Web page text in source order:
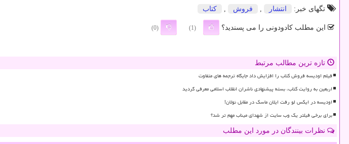
تگهای خبر:
انتشار , فروش , كتاب
این مطلب کادودونی را می پسندید؟ (1)
(0)
تازه ترین مطالب مرتبط
فیلم اودیسه فروش کتاب را افزایش داد جایگاه ترجمه های متفاوت
اربعین به روایت کتاب، بسته پیشنهادی ناشران انقلاب اسلامی معرفی گردید
اودیسه در ایکس لو رفت ایلان ماسک در مقابل نولان!
برای برخی فیلتر یک وب سایت از شهدای میناب مهم تر شد؟
نظرات بینندگان در مورد این مطلب